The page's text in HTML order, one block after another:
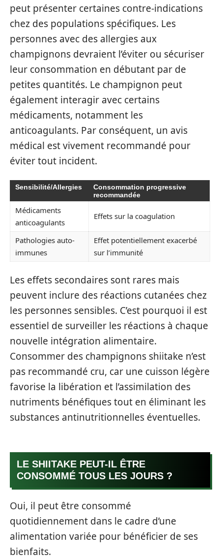
peut présenter certaines contre-indications
chez des populations spécifiques. Les
personnes avec des allergies aux
champignons devraient l’éviter ou sécuriser
leur consommation en débutant par de
petites quantités. Le champignon peut
également interagir avec certains
médicaments, notamment les
anticoagulants. Par conséquent, un avis
médical est vivement recommandé pour
éviter tout incident.
Sensibilité/Allergies
Consommation progressive
recommandée
Médicaments
anticoagulants
Effets sur la coagulation
Pathologies auto-
immunes
Effet potentiellement exacerbé
sur l’immunité
Les effets secondaires sont rares mais
peuvent inclure des réactions cutanées chez
les personnes sensibles. C’est pourquoi il est
essentiel de surveiller les réactions à chaque
nouvelle intégration alimentaire.
Consommer des champignons shiitake n’est
pas recommandé cru, car une cuisson légère
favorise la libération et l’assimilation des
nutriments bénéfiques tout en éliminant les
substances antinutritionnelles éventuelles.
LE SHIITAKE PEUT-IL ÊTRE
CONSOMMÉ TOUS LES JOURS ?
Oui, il peut être consommé
quotidiennement dans le cadre d’une
alimentation variée pour bénéficier de ses
bienfaits.